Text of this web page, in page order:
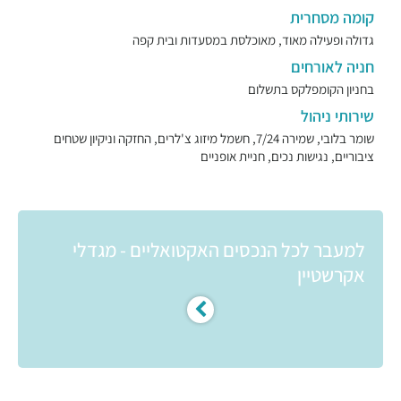
קומה מסחרית
גדולה ופעילה מאוד, מאוכלסת במסעדות ובית קפה
חניה לאורחים
בחניון הקומפלקס בתשלום
שירותי ניהול
שומר בלובי, שמירה 7/24, חשמל מיזוג צ'לרים, החזקה וניקיון שטחים
ציבוריים, נגישות נכים, חניית אופניים
למעבר לכל הנכסים האקטואליים - מגדלי
אקרשטיין